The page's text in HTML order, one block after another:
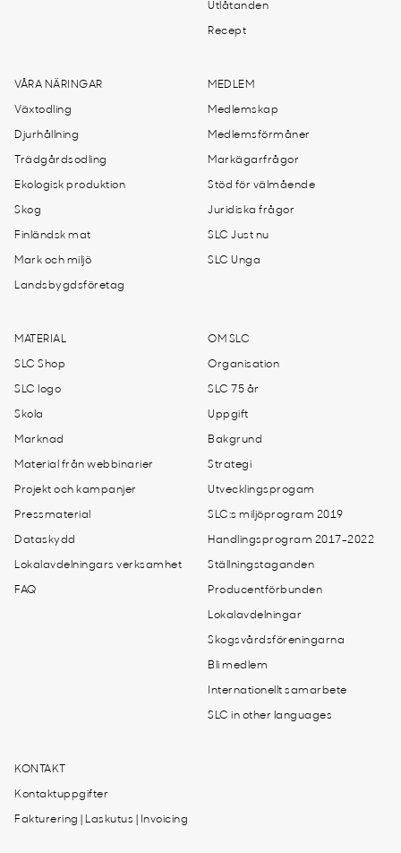
Utlåtanden
Recept
VÅRA NÄRINGAR
Växtodling
Djurhållning
Trädgårdsodling
Ekologisk produktion
Skog
Finländsk mat
Mark och miljö
Landsbygdsföretag
MEDLEM
Medlemskap
Medlemsförmåner
Markägarfrågor
Stöd för välmående
Juridiska frågor
SLC Just nu
SLC Unga
MATERIAL
SLC Shop
SLC logo
Skola
Marknad
Material från webbinarier
Projekt och kampanjer
Pressmaterial
Dataskydd
Lokalavdelningars verksamhet
FAQ
OM SLC
Organisation
SLC 75 år
Uppgift
Bakgrund
Strategi
Utvecklingsprogam
SLC:s miljöprogram 2019
Handlingsprogram 2017-2022
Ställningstaganden
Producentförbunden
Lokalavdelningar
Skogsvårdsföreningarna
Bli medlem
Internationellt samarbete
SLC in other languages
KONTAKT
Kontaktuppgifter
Fakturering | Laskutus | Invoicing